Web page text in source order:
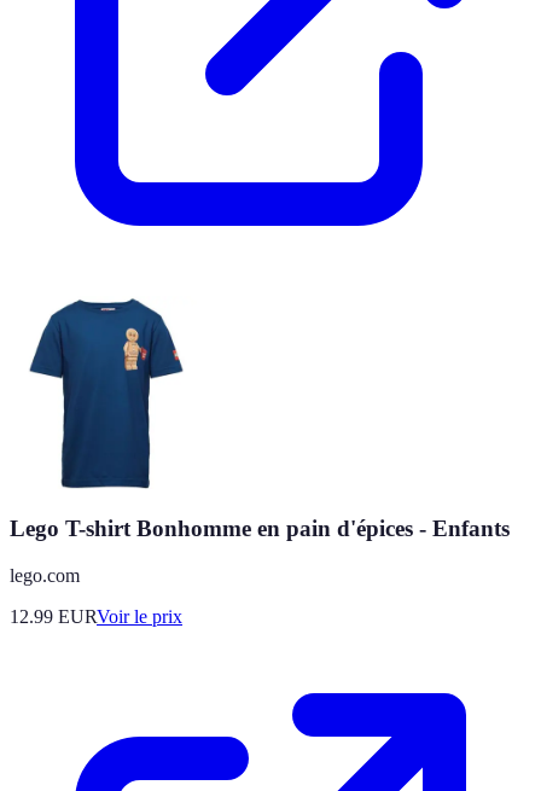
Lego T-shirt Bonhomme en pain d'épices - Enfants
lego.com
12.99 EURVoir le prix